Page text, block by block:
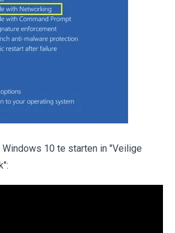
10 te starten in "Veilige